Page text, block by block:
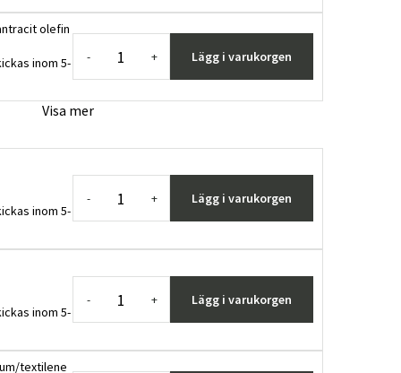
olefin
inom 5-
- + Lägg i varukorgen
Visa mer
inom 5-
- + Lägg i varukorgen
inom 5-
- + Lägg i varukorgen
textilene